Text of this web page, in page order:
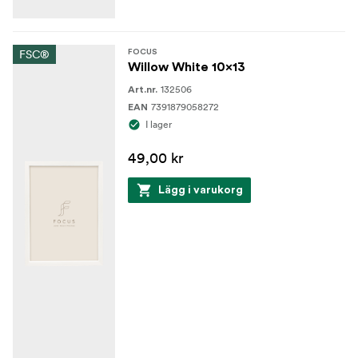
FSC® FOCUS
Willow White 10x13
Art.nr. 132506
EAN 7391879058272
I lager
49,00 kr
Lägg i varukorg